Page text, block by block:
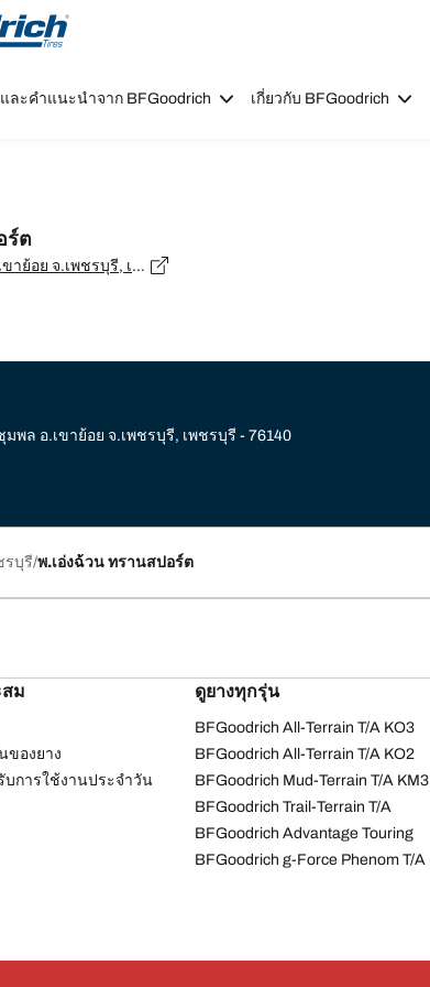
navigation
ละคำแนะนำจาก BFGoodrich เกี่ยวกับ BFGoodrich
ร์ต
123 ม.1 ต.หนองชุมพล อ.เขาย้อย จ.เพชรบุรี, เพชรบุรี - 76140
มพล อ.เขาย้อย จ.เพชรบุรี, เพชรบุรี - 76140
รบุรี พ.เอ่งฉ้วน ทรานสปอร์ต
สม
ของยาง
บการใช้งานประจำวัน
ดูยางทุกรุ่น
BFGoodrich All-Terrain T/A KO3
BFGoodrich All-Terrain T/A KO2
BFGoodrich Mud-Terrain T/A KM3
BFGoodrich Trail-Terrain T/A
BFGoodrich Advantage Touring
BFGoodrich g-Force Phenom T/A